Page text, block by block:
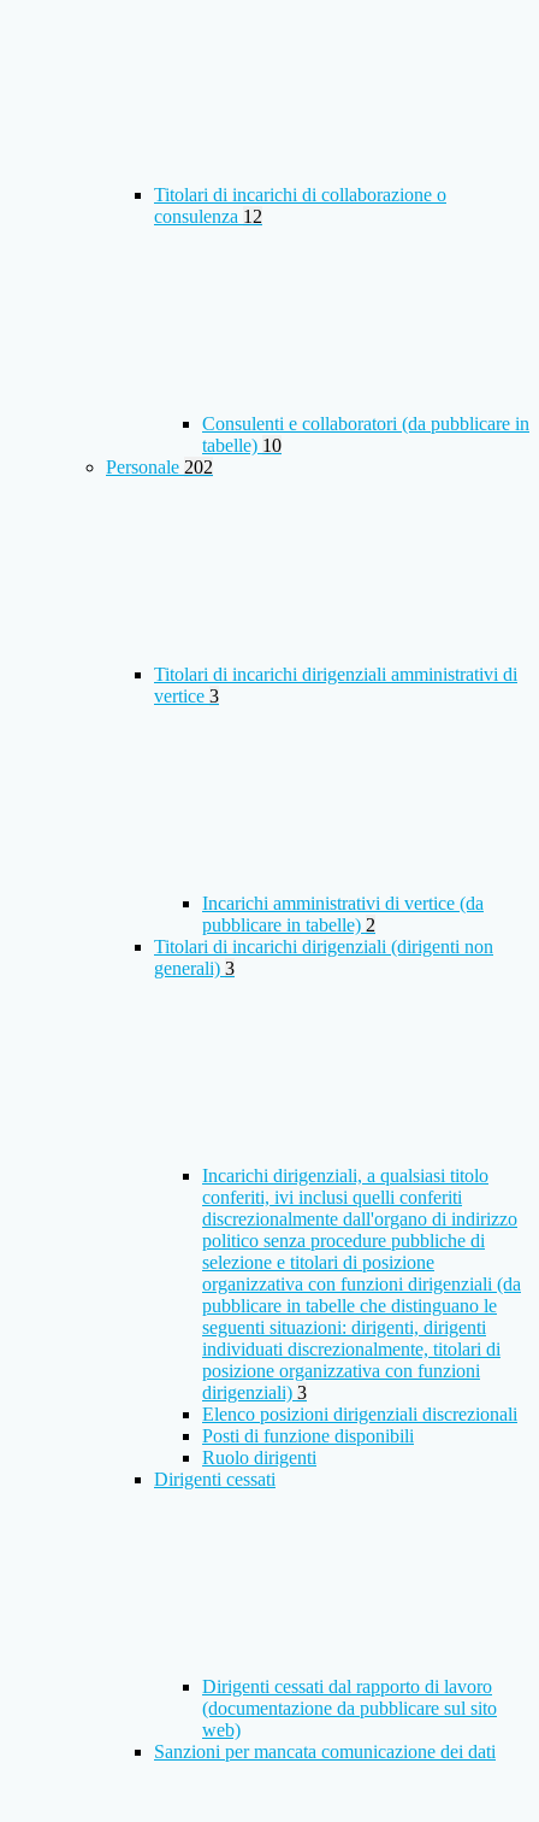
Titolari di incarichi di collaborazione o
consulenza 12
Consulenti e collaboratori (da pubblicare in
tabelle) 10
Personale 202
Titolari di incarichi dirigenziali amministrativi di
vertice 3
Incarichi amministrativi di vertice (da
pubblicare in tabelle) 2
Titolari di incarichi dirigenziali (dirigenti non
generali) 3
Incarichi dirigenziali, a qualsiasi titolo
conferiti, ivi inclusi quelli conferiti
discrezionalmente dall'organo di indirizzo
politico senza procedure pubbliche di
selezione e titolari di posizione
organizzativa con funzioni dirigenziali (da
pubblicare in tabelle che distinguano le
seguenti situazioni: dirigenti, dirigenti
individuati discrezionalmente, titolari di
posizione organizzativa con funzioni
dirigenziali) 3
Elenco posizioni dirigenziali discrezionali
Posti di funzione disponibili
Ruolo dirigenti
Dirigenti cessati
Dirigenti cessati dal rapporto di lavoro
(documentazione da pubblicare sul sito
web)
Sanzioni per mancata comunicazione dei dati